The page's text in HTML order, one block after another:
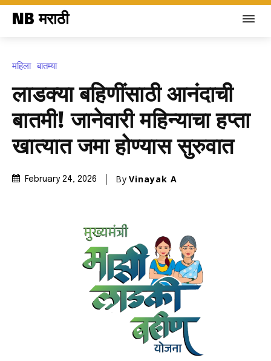
NB मराठी
महिला बातम्या
लाडक्या बहिणींसाठी आनंदाची
बातमी! जानेवारी महिन्याचा हप्ता
खात्यात जमा होण्यास सुरुवात
February 24, 2026 By Vinayak A